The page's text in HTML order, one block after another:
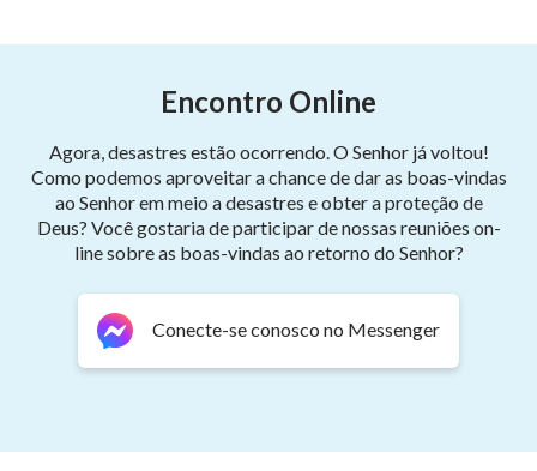
Se for, está errado, você nunca será aperfeiçoado.
Os servos de Deus não devem apenas saber como
sofrer por causa Dele,
mas que a crença deles em Deus é para que eles
procurem amá-Lo.
Encontro Online
Agora, desastres estão ocorrendo. O Senhor já voltou!
Como podemos aproveitar a chance de dar as boas-vindas
ao Senhor em meio a desastres e obter a proteção de
Deus? Você gostaria de participar de nossas reuniões on-
line sobre as boas-vindas ao retorno do Senhor?
Conecte-se conosco no Messenger